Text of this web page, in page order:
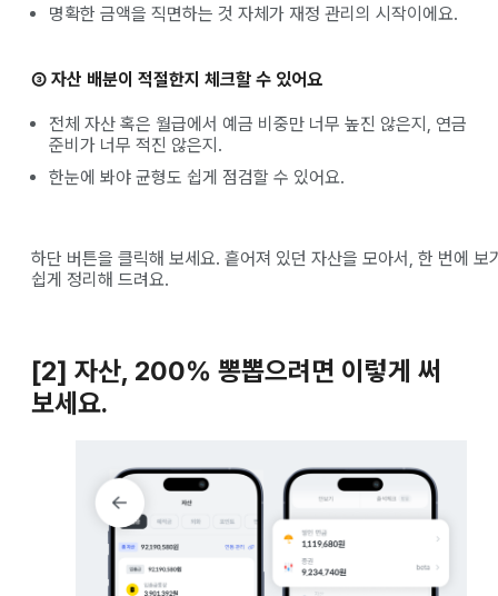
명확한 금액을 직면하는 것 자체가 재정 관리의 시작이에요.
③ 자산 배분이 적절한지 체크할 수 있어요
전체 자산 혹은 월급에서 예금 비중만 너무 높진 않은지, 연금
준비가 너무 적진 않은지.
한눈에 봐야 균형도 쉽게 점검할 수 있어요.
하단 버튼을 클릭해 보세요. 흩어져 있던 자산을 모아서, 한 번에 보
쉽게 정리해 드려요.
[2] 자산, 200% 뽕뽑으려면 이렇게 써
보세요.